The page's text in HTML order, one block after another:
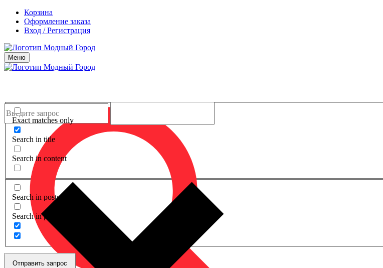
Корзина
Оформление заказа
Вход / Регистрация
Меню
Exact matches only
Search in title
Search in content
Search in posts
Search in pages
Отправить запрос